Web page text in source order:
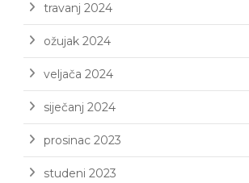
travanj 2024
ožujak 2024
veljača 2024
siječanj 2024
prosinac 2023
studeni 2023